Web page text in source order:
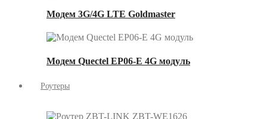
Модем 3G/4G LTE Goldmaster
Модем Quectel EP06-E 4G модуль
Роутеры